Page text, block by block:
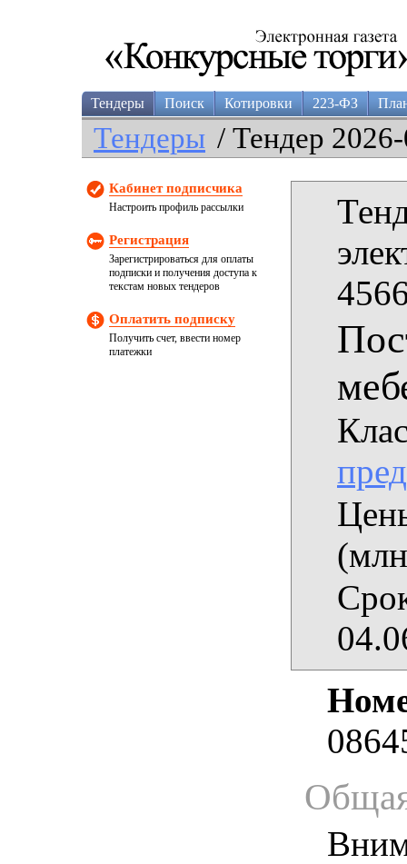
Тендеры Поиск Котировки 223-ФЗ
Тендеры / Тендер
Кабинет подписчика
Настроить профиль рассылки
Регистрация
Зарегистрироваться для оплаты
подписки и получения доступа к
текстам новых тендеров
Оплатить подписку
Получить счет, ввести номер
платежки